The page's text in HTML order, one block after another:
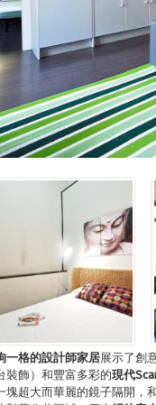
一格的設計師家居展示了創
裝飾）和豐富多彩的現代
塊超大而華麗的鏡子隔開